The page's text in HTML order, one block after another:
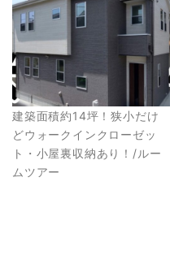
建築面積約14坪！狭小だけ
どウォークインクローゼッ
ト・小屋裏収納あり！/ルー
ムツアー